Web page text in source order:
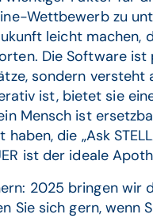
Wettbewerb zu
leicht
Die Software ist
sondern versteht
ist, bietet sie
Mensch ist
die „Ask
ist der ideale
2025 bringen wir
Sie sich gern, wenn